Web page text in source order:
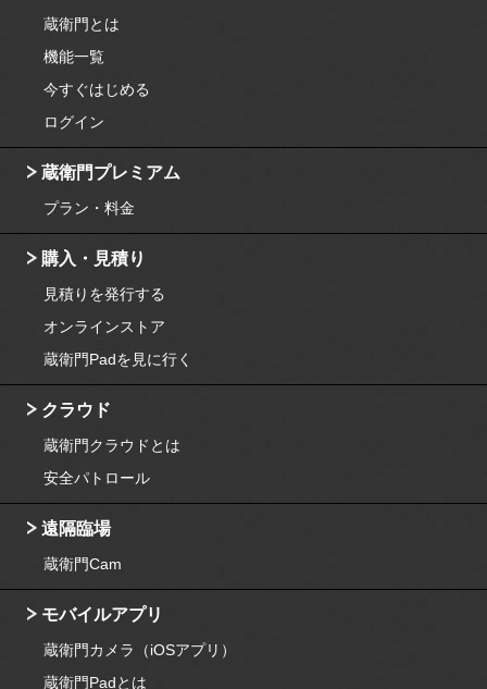
蔵衛門とは
機能一覧
今すぐはじめる
ログイン
蔵衛門プレミアム
プラン・料金
購入・見積り
見積りを発行する
オンラインストア
蔵衛門Padを見に行く
クラウド
蔵衛門クラウドとは
安全パトロール
遠隔臨場
蔵衛門Cam
モバイルアプリ
蔵衛門カメラ（iOSアプリ）
蔵衛門Padとは